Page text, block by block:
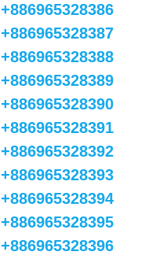
+886965328386
+886965328387
+886965328388
+886965328389
+886965328390
+886965328391
+886965328392
+886965328393
+886965328394
+886965328395
+886965328396